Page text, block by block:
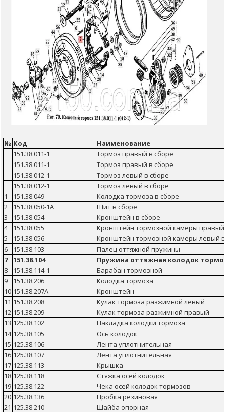
№ Код
Наименование
151.38.011-1
Тормоз правый в сборе
151.38.011-1
Тормоз правый в сборе
151.38.012-1
Тормоз левый в сборе
151.38.012-1
Тормоз левый в сборе
1
151.38.049
Колодка тормоза в сборе
2
151.38.050-1А
Щит в сборе
3
151.38.054
Кронштейн в сборе
4
151.38.055
Кронштейн тормозной камеры правый
5
151.38.056
Кронштейн тормозной камеры левый
6
151.38.103
Палец оттяжной пружины
7
151.38.104
Пружина оттяжная колодок
8
151.38.114-1
Барабан тормозной
9
151.38.206
Колодка тормоза
10 151.38.207А
Кронштейн
11 151.38.208
Кулак тормоза разжимной левый
12 151.38.209
Кулак тормоза разжимной правый
13 125.38.102
Накладка колодки тормоза
14 125.38.105
Ось колодок
15 125.38.106
Лента уплотнительная
16 125.38.107
Лента уплотнительная
17 125.38.113
Крышка
18 125.38.118
Стяжка осей колодок
19 125.38.122
Чека осей колодок тормозов
20 125.38.136
Пробка резиновая
21 125.38.210 Шайба опорная